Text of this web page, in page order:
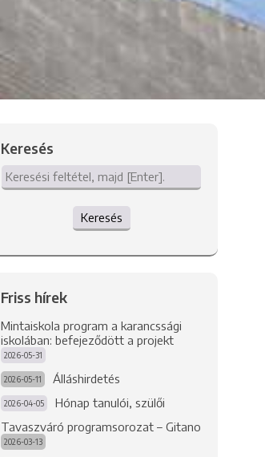
Keresés
Keresés
Friss hírek
Mintaiskola program a karancssági
iskolában: befejeződött a projekt
2026-05-31
Álláshirdetés
2026-05-11
Hónap tanulói, szülői
2026-04-05
Tavaszváró programsorozat – Gitano
2026-03-13